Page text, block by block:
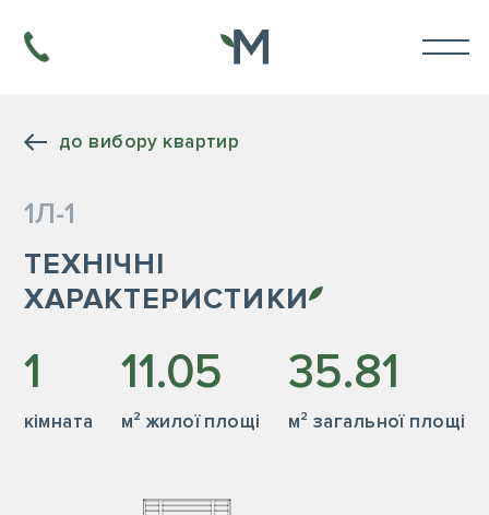
до вибору квартир
1Л-1
ТЕХНІЧНІ
ХАРАКТЕРИСТИКИ
1
кiмната
11.05
м² жилої площі
35.81
м² загальної площі